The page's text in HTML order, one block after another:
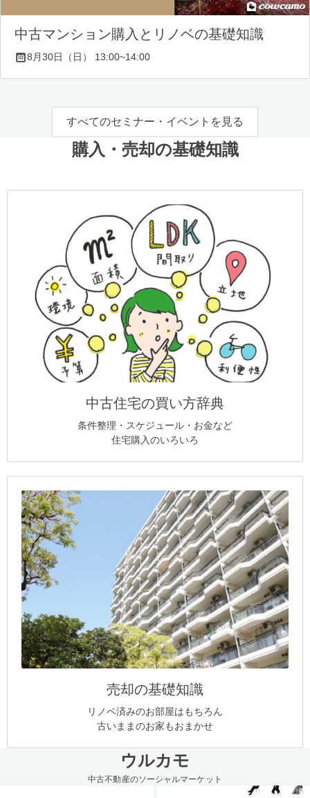
中古マンション購入とリノベの基礎知識
8月30日（日） 13:00~14:00
すべてのセミナー・イベントを見る
購入・売却の基礎知識
中古住宅の買い方辞典
条件整理・スケジュール・お金など
住宅購入のいろいろ
売却の基礎知識
リノベ済みのお部屋はもちろん
古いままのお家もおまかせ
ウルカモ
中古不動産のソーシャルマーケット